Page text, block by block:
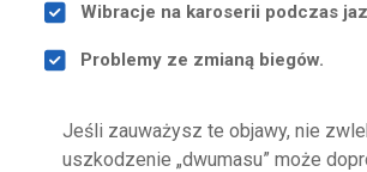
Wibracje na karoserii podczas
Problemy ze zmianą biegów.
Jeśli zauważysz te objawy, nie
uszkodzenie „dwumasu” może